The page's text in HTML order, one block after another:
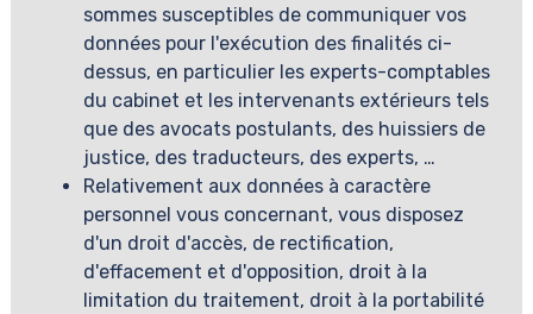
sommes susceptibles de communiquer vos
données pour l'exécution des finalités ci-
dessus, en particulier les experts-comptables
du cabinet et les intervenants extérieurs tels
que des avocats postulants, des huissiers de
justice, des traducteurs, des experts, …
Relativement aux données à caractère
personnel vous concernant, vous disposez
d'un droit d'accès, de rectification,
d'effacement et d'opposition, droit à la
limitation du traitement, droit à la portabilité